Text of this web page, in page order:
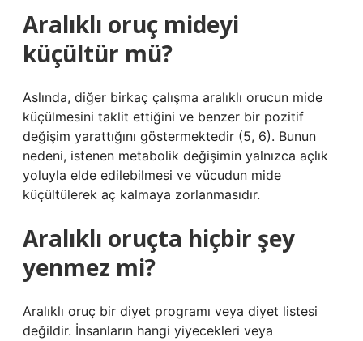
Aralıklı oruç mideyi
küçültür mü?
Aslında, diğer birkaç çalışma aralıklı orucun mide
küçülmesini taklit ettiğini ve benzer bir pozitif
değişim yarattığını göstermektedir (5, 6). Bunun
nedeni, istenen metabolik değişimin yalnızca açlık
yoluyla elde edilebilmesi ve vücudun mide
küçültülerek aç kalmaya zorlanmasıdır.
Aralıklı oruçta hiçbir şey
yenmez mi?
Aralıklı oruç bir diyet programı veya diyet listesi
değildir. İnsanların hangi yiyecekleri veya